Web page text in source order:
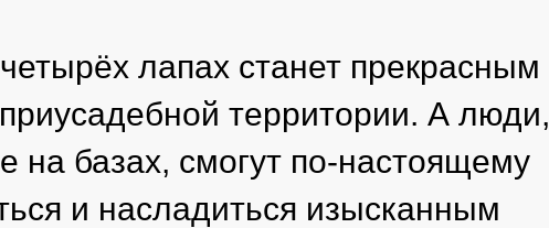
лапах станет прекрасным
территории. А люди,
на базах, смогут по-настоящему
и насладиться изысканным